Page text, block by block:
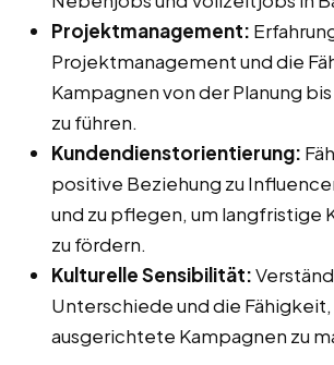
Projektmanagement:
Projektmanagement und die
Kampagnen von der Planung
zu führen.
Kundendienstorientierung:
positive Beziehung zu
und zu pflegen, um langfristige
zu fördern.
Kulturelle Sensibilität:
Unterschiede und die
ausgerichtete Kampagnen zu